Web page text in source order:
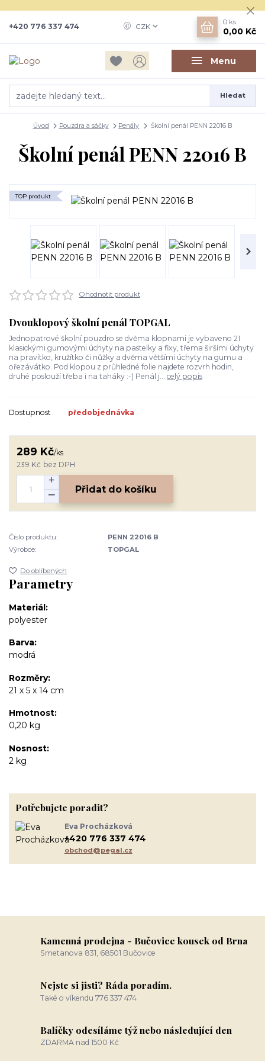
Menu
CZK
Hledat
+420 776 337 474
0 ks
0,00 Kč
Úvod Pouzdra a sáčky Penály Školní penál PENN 22016 B
Školní penál PENN 22016 B
TOP produkt
Ohodnotit produkt
Dvouklopový školní penál TOPGAL
Jednopatrové školní pouzdro se dvěma klopnami je vybaveno 21
klasickými gumovými úchyty na pastelky a fixy, třema širšími úchyty
na pravítko, kružítko či nůžky a dvěma většími úchyty na gumu a
ořezávátko. Pod klopou z průhledné folie najdete rozvrh hodin,
druhé poslouží třeba i na taháky :-) Penál j... celý popis
Dostupnost předobjednávka
289 Kč/ks
239 Kč bez DPH
Přidat do košíku
Číslo produktu:
PENN 22016 B
Výrobce:
TOPGAL
Do oblíbených
Parametry
Materiál
polyester
Barva
modrá
Rozměry
21 x 5 x 14 cm
Hmotnost
0,20 kg
Nosnost
2 kg
Potřebujete poradit?
Eva Procházková
+420 776 337 474
obchod@pegal.cz
Kamenná prodejna - Bučovice kousek od Brna
Smetanova 831, 68501 Bučovice
Nejste si jisti? Ráda poradím.
Také o víkendu 776 337 474
Balíčky odesíláme týž nebo následující den
ZDARMA nad 1500 Kč